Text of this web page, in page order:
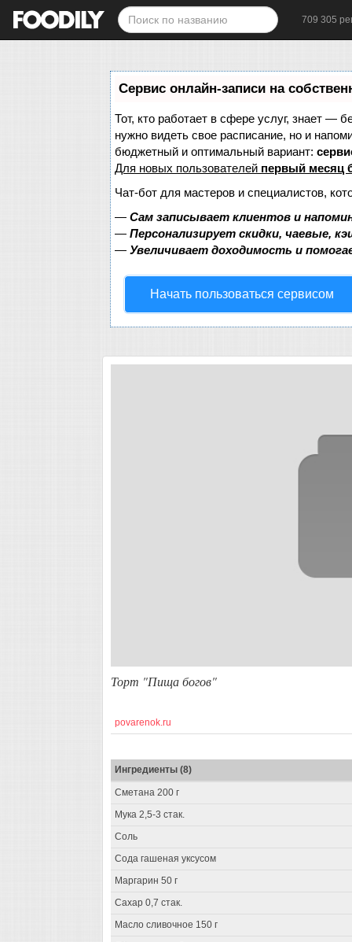
709 305
Сервис онлайн-записи на
Тот, кто работает в сфере услуг, знает —
нужно видеть свое расписание, но и
бюджетный и оптимальный вариант:
Для новых пользователей первый месяц
Чат-бот для мастеров и специалистов,
— Сам записывает клиентов и
— Персонализирует скидки, чаевые,
— Увеличивает доходимость и
Начать пользоваться сервисом
Торт "Пища богов"
povarenok.ru
Ингредиенты (8)
Сметана 200 г
Мука 2,5-3 стак.
Соль
Сода гашеная уксусом
Маргарин 50 г
Сахар 0,7 стак.
Масло сливочное 150 г